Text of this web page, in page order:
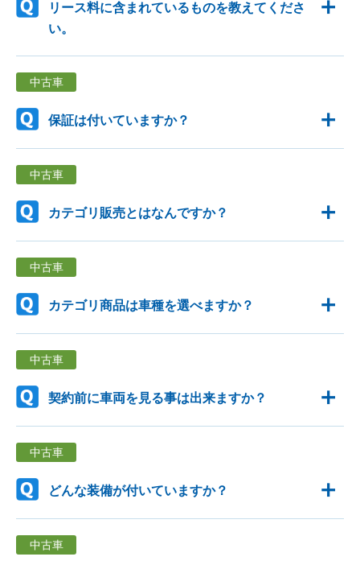
リース料に含まれているものを教えてくださ
い。
中古車
保証は付いていますか？
中古車
カテゴリ販売とはなんですか？
中古車
カテゴリ商品は車種を選べますか？
中古車
契約前に車両を見る事は出来ますか？
中古車
どんな装備が付いていますか？
中古車